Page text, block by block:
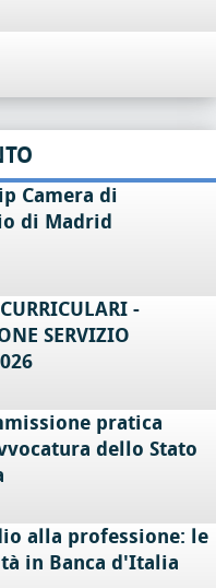
Camera di
di Madrid
-
SERVIZIO
pratica
dello Stato
alla professione: le
in Banca d'Italia